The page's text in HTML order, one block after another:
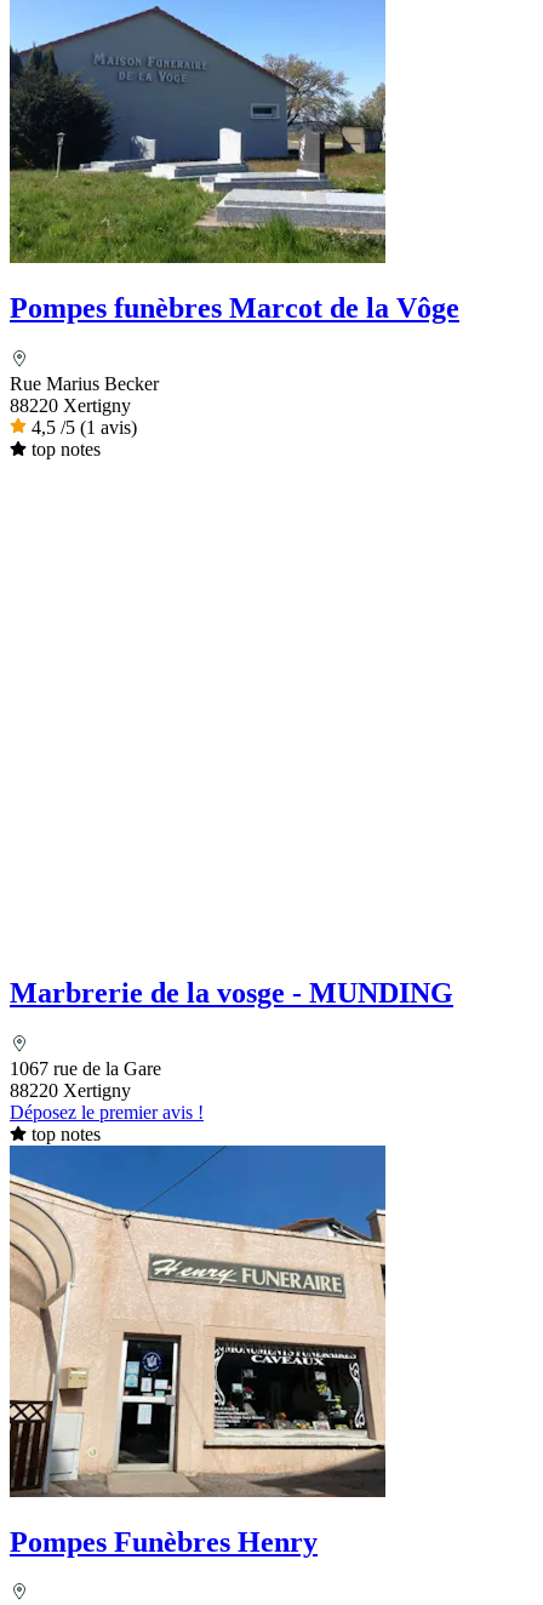
Pompes funèbres Marcot de la Vôge
Rue Marius Becker
88220 Xertigny
4,5 /5 (1 avis)
top notes
Marbrerie de la vosge - MUNDING
1067 rue de la Gare
88220 Xertigny
Déposez le premier avis !
top notes
Pompes Funèbres Henry